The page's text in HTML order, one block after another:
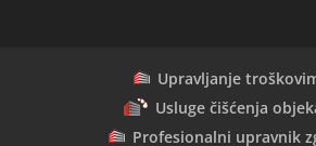
Upravljanje
Usluge čišćenja
Profesionalni upravnik